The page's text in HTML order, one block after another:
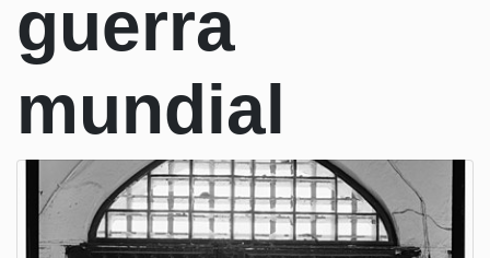
guerra
mundial